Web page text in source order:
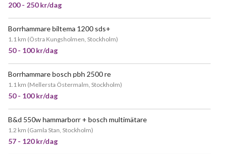
200 - 250 kr/dag
Borrhammare biltema 1200 sds+
1.1 km (Östra Kungsholmen, Stockholm)
50 - 100 kr/dag
Borrhammare bosch pbh 2500 re
1.1 km (Mellersta Östermalm, Stockholm)
50 - 100 kr/dag
B&d 550w hammarborr + bosch multimätare
1.2 km (Gamla Stan, Stockholm)
57 - 120 kr/dag